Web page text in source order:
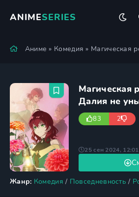
ANIMESERIES
Аниме » Комедия » Магическая
Магическая
Далия не
83 2
Жанр: Комедия / Повседневность /
25 сен 2024, 12:01